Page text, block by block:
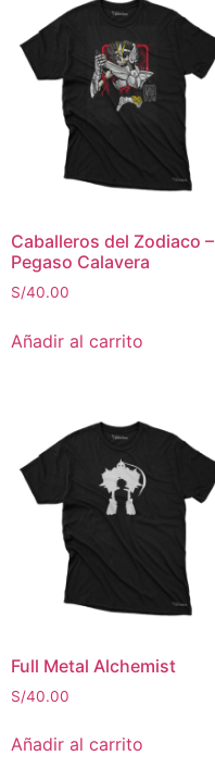
Caballeros del Zodiaco –
Pegaso Calavera
S/40.00
Añadir al carrito
Full Metal Alchemist
S/40.00
Añadir al carrito